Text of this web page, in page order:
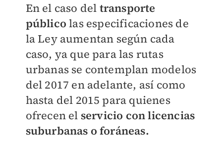
En el caso del transporte
público las especificaciones de
la Ley aumentan según cada
caso, ya que para las rutas
urbanas se contemplan modelos
del 2017 en adelante, así como
hasta del 2015 para quienes
ofrecen el servicio con licencias
suburbanas o foráneas.